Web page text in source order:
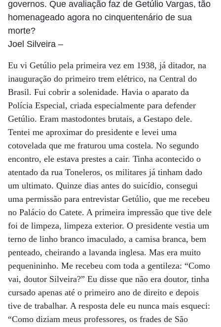
governos. Que avaliação faz de Getúlio Vargas, tão
homenageado agora no cinquentenário de sua
morte?
Joel Silveira –
Eu vi Getúlio pela primeira vez em 1938, já ditador, na
inauguração do primeiro trem elétrico, na Central do
Brasil. Fui cobrir a solenidade. Havia o aparato da
Polícia Especial, criada especialmente para defender
Getúlio. Eram mastodontes brutais, a Gestapo dele.
Tentei me aproximar do presidente e levei uma
cotovelada que me fraturou uma costela. No segundo
encontro, ele estava prestes a cair. Tinha acontecido o
atentado da rua Toneleros, os militares já tinham dado
um ultimato. Quinze dias antes do suicídio, consegui
uma permissão para entrevistar Getúlio, que me recebeu
no Palácio do Catete. A primeira impressão que tive dele
foi de limpeza, limpeza exterior. O presidente vestia um
terno de linho branco imaculado, a camisa branca, bem
penteado, cheirando a lavanda inglesa. Mas era muito
pequenininho. Me recebeu com toda a gentileza: “Como
vai, doutor Silveira?” Eu disse que não era doutor, tinha
cursado apenas até o primeiro ano de direito e depois
tive de trabalhar. A resposta dele eu nunca mais esqueci:
“Como diziam meus professores, os frades de São